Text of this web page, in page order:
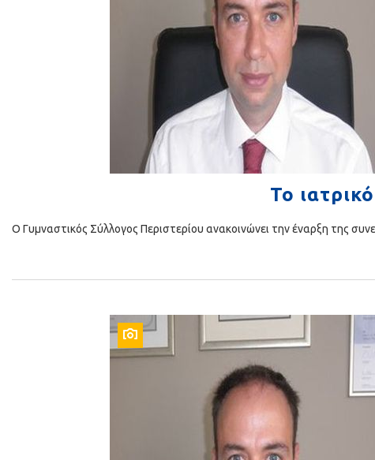
Το
Ο Γυμναστικός Σύλλογος Περιστερίου ανακοινώνει την έναρξη της